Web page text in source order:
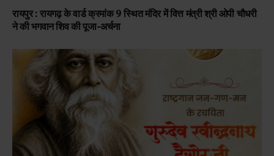
रायपुर : रायगढ़ के वार्ड क्रमांक 9 स्थित मंदिर में वित्त मंत्री श्री ओपी चौधरी
ने की भगवान शिव की पूजा-अर्चना